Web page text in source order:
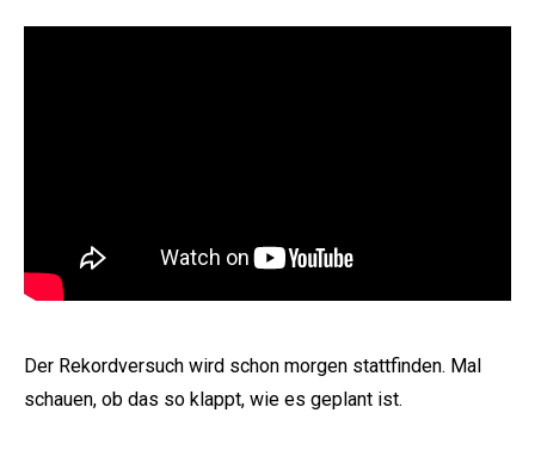
Der Rekordversuch wird schon morgen stattfinden. Mal
schauen, ob das so klappt, wie es geplant ist.